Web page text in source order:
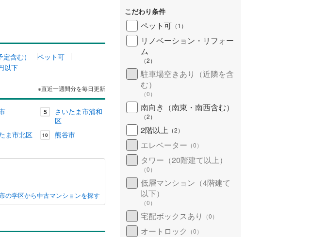
含む）
ペット可
以下
※直近一週間分を毎日更新
5
さいたま市浦和
区
ま市北区 10 熊谷市
の学区から中古マンションを探す
こだわり条件
ペット可 （1 ）
リノベーション・リフォー
ム
（2）
駐車場空きあり（近隣を含
む）
（0）
南向き（南東・南西含む）
（2）
2階以上 （2）
エレベーター （0）
タワー（20階建て以上）
（0）
低層マンション（4階建て
以下）
（0）
宅配ボックスあり （0）
オートロック （0）